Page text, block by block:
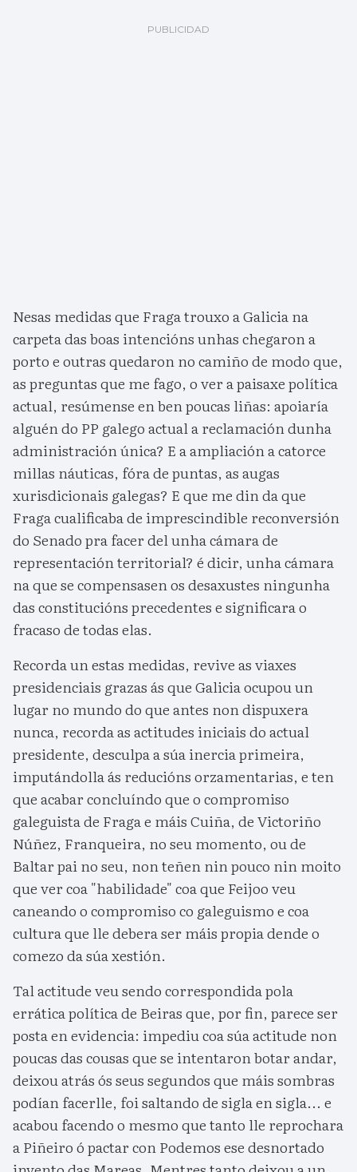
Nesas medidas que Fraga trouxo a Galicia na
carpeta das boas intencións unhas chegaron a
porto e outras quedaron no camiño de modo que,
as preguntas que me fago, o ver a paisaxe política
actual, resúmense en ben poucas liñas: apoiaría
alguén do PP galego actual a reclamación dunha
administración única? E a ampliación a catorce
millas náuticas, fóra de puntas, as augas
xurisdicionais galegas? E que me din da que
Fraga cualificaba de imprescindible reconversión
do Senado pra facer del unha cámara de
representación territorial? é dicir, unha cámara
na que se compensasen os desaxustes ningunha
das constitucións precedentes e significara o
fracaso de todas elas.
Recorda un estas medidas, revive as viaxes
presidenciais grazas ás que Galicia ocupou un
lugar no mundo do que antes non dispuxera
nunca, recorda as actitudes iniciais do actual
presidente, desculpa a súa inercia primeira,
imputándolla ás reducións orzamentarias, e ten
que acabar concluíndo que o compromiso
galeguista de Fraga e máis Cuiña, de Victoriño
Núñez, Franqueira, no seu momento, ou de
Baltar pai no seu, non teñen nin pouco nin moito
que ver coa "habilidade" coa que Feijoo veu
caneando o compromiso co galeguismo e coa
cultura que lle debera ser máis propia dende o
comezo da súa xestión.
Tal actitude veu sendo correspondida pola
errática política de Beiras que, por fin, parece ser
posta en evidencia: impediu coa súa actitude non
poucas das cousas que se intentaron botar andar,
deixou atrás ós seus segundos que máis sombras
podían facerlle, foi saltando de sigla en sigla... e
acabou facendo o mesmo que tanto lle reprochara
a Piñeiro ó pactar con Podemos ese desnortado